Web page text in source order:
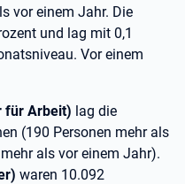
vor einem Jahr. Die
und lag mit 0,1
Vor einem
für Arbeit) lag die
(190 Personen mehr als
als vor einem Jahr).
waren 10.092